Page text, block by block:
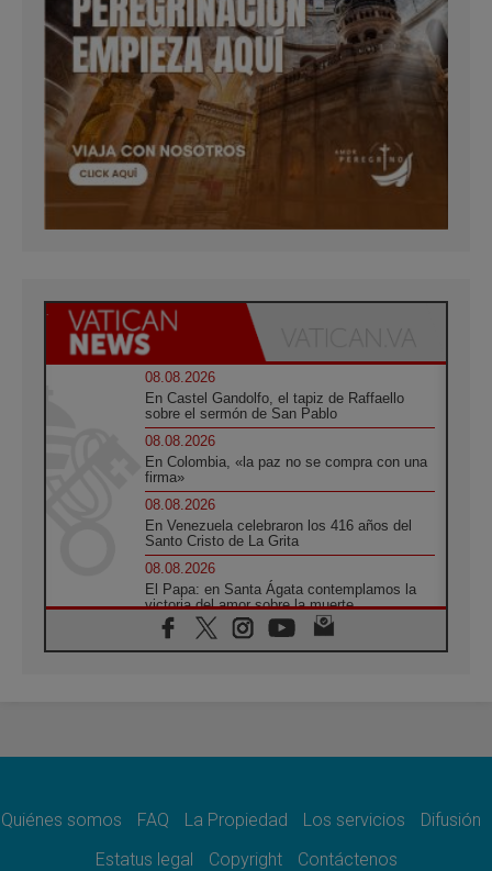
08.08.2026
En Castel Gandolfo, el tapiz de Raffaello
sobre el sermón de San Pablo
08.08.2026
En Colombia, «la paz no se compra con una
firma»
08.08.2026
En Venezuela celebraron los 416 años del
Santo Cristo de La Grita
08.08.2026
El Papa: en Santa Ágata contemplamos la
victoria del amor sobre la muerte
08.08.2026
León XIV visitará el Santuario de la Madre
07.08.2026
07.08.2026
el compromiso del cristiano"
Quiénes somos FAQ La Propiedad Los servicios
Difusión
Estatus legal
Copyright Contáctenos